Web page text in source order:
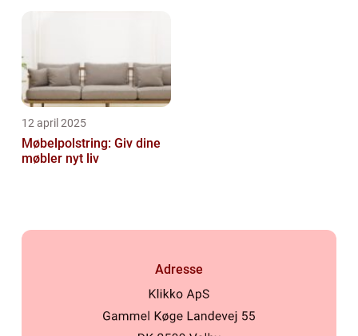
12 april 2025
Møbelpolstring: Giv dine
møbler nyt liv
Adresse